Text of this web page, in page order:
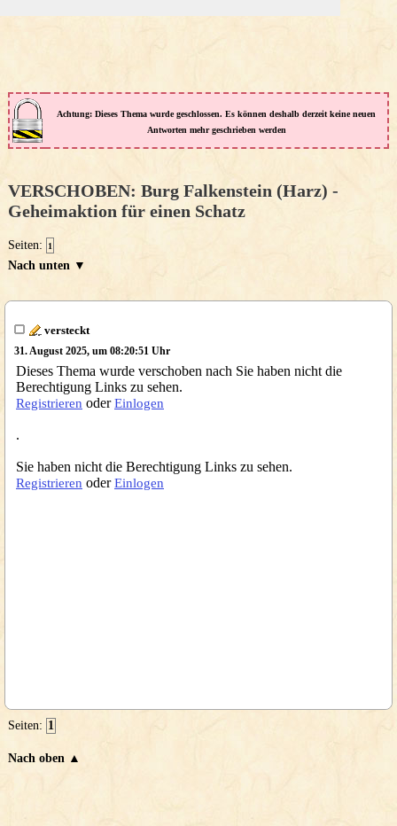
Achtung: Dieses Thema wurde geschlossen. Es können deshalb derzeit keine neuen
Antworten mehr geschrieben werden
VERSCHOBEN: Burg Falkenstein (Harz) -
Geheimaktion für einen Schatz
Seiten: 1
Nach unten ▼
versteckt
31. August 2025, um 08:20:51 Uhr
Dieses Thema wurde verschoben nach Sie haben nicht die
Berechtigung Links zu sehen.
Registrieren oderEinlogen
.
Sie haben nicht die Berechtigung Links zu sehen.
Registrieren oderEinlogen
Seiten: 1
Nach oben ▲